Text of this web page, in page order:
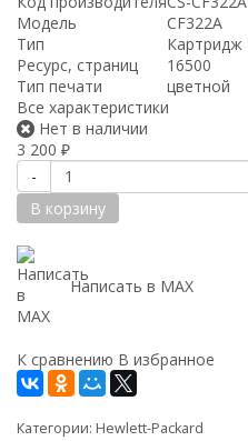
Модель
CF322A
Тип
Картридж
Ресурс, страниц
16500
Тип печати
цветной
Все характеристики
Нет в наличии
3 200 ₽
-
В корзину
Написать в MAX
К сравнению В избранное
Категории: Hewlett-Packard